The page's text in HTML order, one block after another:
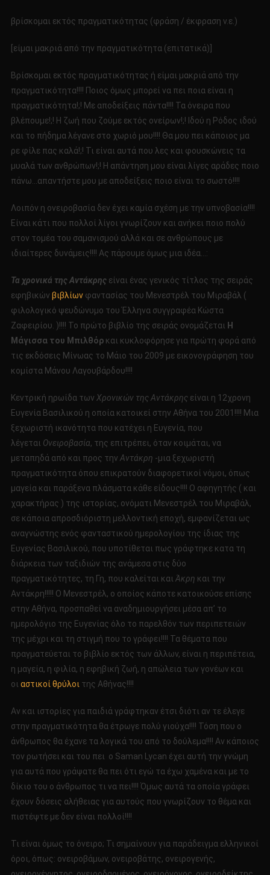
βρίσκομαι εκτός πραγματικότητας (φράση / έκφραση ν.ε.)
[είμαι μακριά από την πραγματικότητα (επιτατικά)]
Βρίσκομαι εκτός πραγματικότητας ή είμαι μακριά από την
πραγματικότητα!!!! Ποιος όμως μπορεί να πει ποια είναι η
πραγματικότητα!;! Με αποδείξεις πάντα!!!! Τα όνειρα που
βλέπουμε!;! Η ζωή που ζούμε εκτός ονείρων!;! Ιδού η Ρόδος ιδού
και το πήδημα λέγανε στο χωριό μου!!!! Θα μου πει κάποιος μα
ρε φίλε πας καλά!;! Τι είναι αυτά που λες και φουσκώνεις τα
μυαλά των ανθρώπων!;! Η απάντηση μου είναι λίγες αράδες ποιο
πάνω…απαντήστε μου με αποδείξεις ποιο είναι το σωστό!!!!
Λοιπόν η ονειροβασία δεν έχει καμία σχέση με την υπνοβασία!!!!
Είναι κάτι που πολλοί λίγοι γνωρίζουν και ανήκει ποιο πολύ
στον τομέα του σαμανισμού αλλά και σε ανθρώπους με
ιδιαίτερες δυνάμεις!!!! Ας πάρουμε όμως μια ιδέα…:
Τα χρονικά της Αντάκρηςείναι ένας γενικός τίτλος της σειράς
εφηβικών βιβλίωνφαντασίας του Μενεστρέλ του Μιραβάλ (
φιλολογικό ψευδώνυμο του Έλληνα συγγραφέα Κώστα
Ζαφειρίου. )!!!! Το πρώτο βιβλίο της σειράς ονομάζεται Η
Μάγισσα του Μπιλθόρκαι κυκλοφόρησε για πρώτη φορά από
τις εκδόσεις Μίνωας το Μάιο του 2009 με εικονογράφηση του
κομίστα Μάνου Λαγουβάρδου!!!!
Κεντρική ηρωίδα των Χρονικών της Αντάκρηςείναι η 12χρονη
Ευγενία Βασιλικού η οποία κατοικεί στην Αθήνα του 2001!!!! Μια
ξεχωριστή ικανότητα που κατέχει η Ευγενία, που
λέγεται Ονειροβασία, της επιτρέπει, όταν κοιμάται, να
μεταπηδά από και προς την Αντάκρη -μια ξεχωριστή
πραγματικότητα όπου επικρατούν διαφορετικοί νόμοι, όπως
μαγεία και παράξενα πλάσματα κάθε είδους!!!! Ο αφηγητής ( και
χαρακτήρας ) της ιστορίας, ονόματι Μενεστρέλ του Μιραβάλ,
σε κάποια απροσδιόριστη μελλοντική εποχή, εμφανίζεται ως
αναγνώστης ενός φανταστικού ημερολογίου της ίδιας της
Ευγενίας Βασιλικού, που υποτίθεται πως γράφτηκε κατα τη
διάρκεια των ταξιδιών της ανάμεσα στις δύο
πραγματικότητες, τη Γη, που καλείται και Άκρη και την
Αντάκρη!!!!! Ο Μενεστρέλ, ο οποίος κάποτε κατοικούσε επίσης
στην Αθήνα, προσπαθεί να αναδημιουργήσει μέσα απ’ το
ημερολόγιο της Ευγενίας όλο το παρελθόν των περιπετειών
της μέχρι και τη στιγμή που το γράφει!!!! Τα θέματα που
πραγματεύεται το βιβλίο εκτός των άλλων, είναι η περιπέτεια,
η μαγεία, η φιλία, η εφηβική ζωή, η απώλεια των γονέων και
οι αστικοί θρύλοι της Αθήνας!!!!
Αν και ιστορίες για παιδιά γράφτηκαν έτσι διότι αν τε έλεγε
στην πραγματικότητα θα έτρωγε πολύ γιούχα!!!! Τόση που ο
άνθρωπος θα έχανε τα λογικά του από το δούλεμα!!!! Αν κάποιος
τον ρωτήσει και του πει o Saman Lycan έχει αυτή την γνώμη
για αυτά που γράψατε θα πει ότι εγώ τα έχω χαμένα και με το
δίκιο του ο άνθρωπος τι να πει!!!! Όμως αυτά τα οποία γράφει
έχουν δόσεις αλήθειας για αυτούς που γνωρίζουν το θέμα και
πιστέψτε με δεν είναι πολλοί!!!!
Τι είναι όμως το όνειρο; Τι σημαίνουν για παράδειγμα ελληνικοί
όροι, όπως: ονειροβάμων, ονειροβάτης, ονειρογενής,